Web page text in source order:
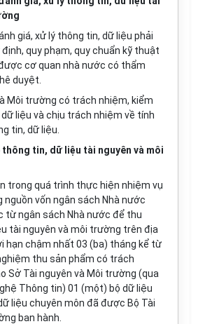
giá, xử lý thông tin, dữ liệu phải
quy phạm, quy chuẩn kỹ thuật
cơ quan nhà nước có thẩm
duyệt.
Môi trường có trách nhiệm, kiểm
liệu và chịu trách nhiệm về tính
tin, dữ liệu.
thông tin, dữ liệu tài nguyên và môi
trong quá trình thực hiện nhiệm vụ
vốn ngân sách Nhà nước
từ ngân sách Nhà nước để thu
tài nguyên và môi trường trên địa
hạn chậm nhất 03 (ba) tháng kể từ
thu sản phẩm có trách
Sở Tài nguyên và Môi trường (qua
Thông tin) 01 (một) bộ dữ liệu
liệu chuyên môn đã được Bộ Tài
ban hành.